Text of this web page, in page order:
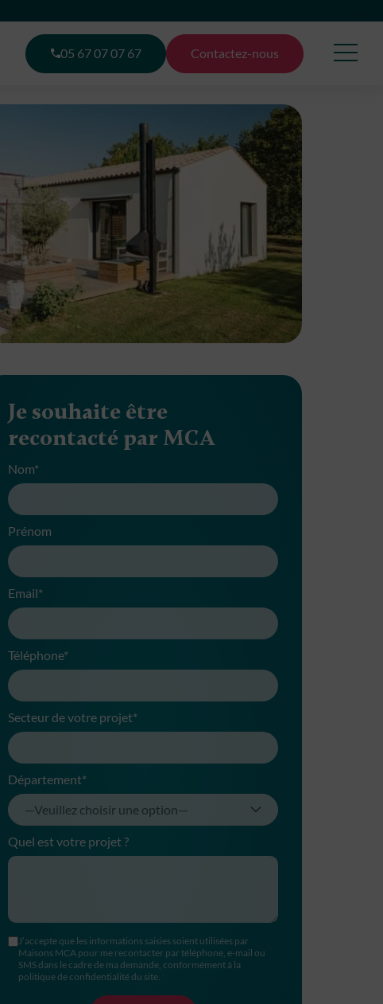
05 67 07 07 67 Contactez-nous
Je souhaite être
recontacté par MCA
Nom*
Prénom
Email*
Téléphone*
Secteur de votre projet*
Département*
Quel est votre projet ?
J’accepte que les informations saisies soient utilisées par
Maisons MCA pour me recontacter par téléphone, e-mail ou
SMS dans le cadre de ma demande, conformément à la
politique de confidentialité du site.